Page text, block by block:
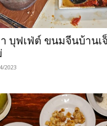
บุฟเฟ่ต์ ขนมจีนบ้านเ
2023